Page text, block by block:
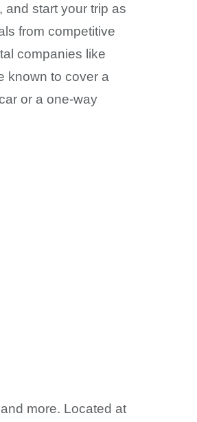
and start your trip as
from competitive
companies like
known to cover a
or a one-way
more. Located at